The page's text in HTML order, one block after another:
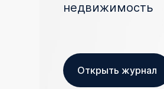
недвижимость
Открыть журнал